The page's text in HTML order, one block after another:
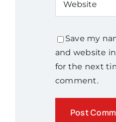
Save my
and website
for the next
comment.